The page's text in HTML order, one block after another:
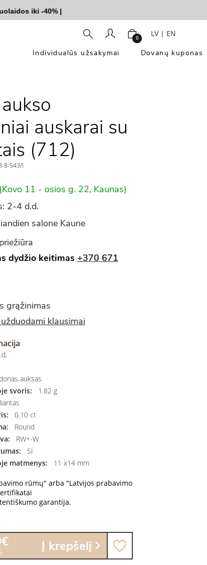
iki -40%|
0 LV| EN
Individualūs užsakymai Dovanų kuponas
auskarai su
(712)
8-543/l
11 - osios g. 22, Kaunas)
2-4 d.d.
salone Kaune
dydžio keitimas +370 671
grąžinimas
klausimai
auksas
svoris:
1.82 g
0.10 ct
Round
RW+-W
SI
matmenys:
11 x14 mm
rūmų" arba "Latvijos prabavimo
garantija.
Į krepšelį